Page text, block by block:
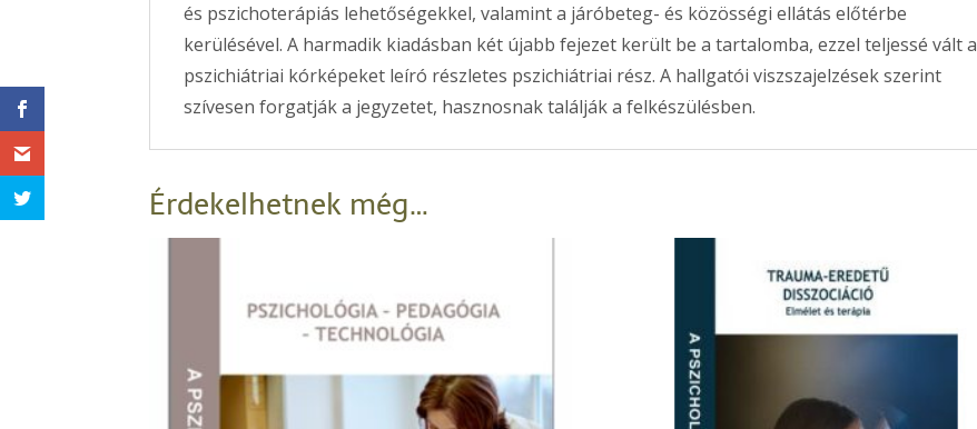
és pszichoterápiás lehetőségekkel, valamint a járóbeteg- és közösségi ellátás előtérbe
kerülésével. A harmadik kiadásban két újabb fejezet került be a tartalomba, ezzel teljessé vált a
pszichiátriai kórképeket leíró részletes pszichiátriai rész. A hallgatói viszszajelzések szerint
szívesen forgatják a jegyzetet, hasznosnak találják a felkészülésben.
Érdekelhetnek még…